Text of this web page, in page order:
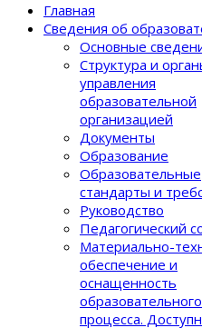
Главная
Сведения об
Основные
Структура и
управления
образовательной
организацией
Документы
Образование
Образовательные
стандарты и
Руководство
Педагогический
Материально-
обеспечение и
оснащенность
образовательного
процеcса.